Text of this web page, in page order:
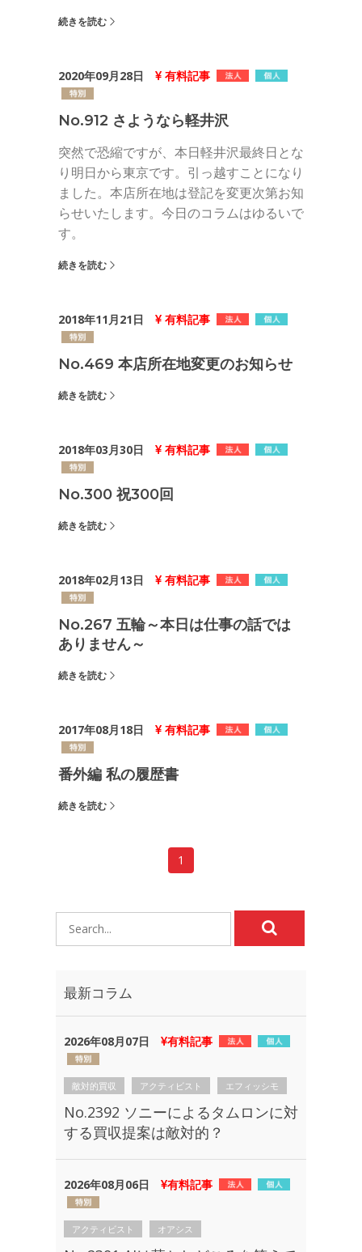
続きを読む
2020年09月28日 有料記事
No.912 さようなら軽井沢
突然で恐縮ですが、本日軽井沢最終日とな
り明日から東京です。引っ越すことになり
ました。本店所在地は登記を変更次第お知
らせいたします。今日のコラムはゆるいで
す。
続きを読む
2018年11月21日 有料記事
No.469 本店所在地変更のお知らせ
続きを読む
2018年03月30日 有料記事
No.300 祝300回
続きを読む
2018年02月13日 有料記事
No.267 五輪～本日は仕事の話では
ありません～
続きを読む
2017年08月18日 有料記事
番外編 私の履歴書
続きを読む
1
最新コラム
2026年08月07日 有料記事
敵対的買収 アクティビスト エフィッシモ
No.2392 ソニーによるタムロンに対
する買収提案は敵対的？
2026年08月06日 有料記事
アクティビスト オアシス